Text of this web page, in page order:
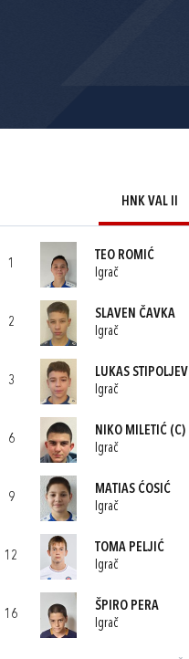
HNK VAL II
1
TEO ROMIĆ
Igrač
2
SLAVEN ČAVKA
Igrač
3
LUKAS STIPOLJEV
Igrač
6
NIKO MILETIĆ (C)
Igrač
9
MATIAS ĆOSIĆ
Igrač
12
TOMA PELJIĆ
Igrač
16
ŠPIRO PERA
Igrač